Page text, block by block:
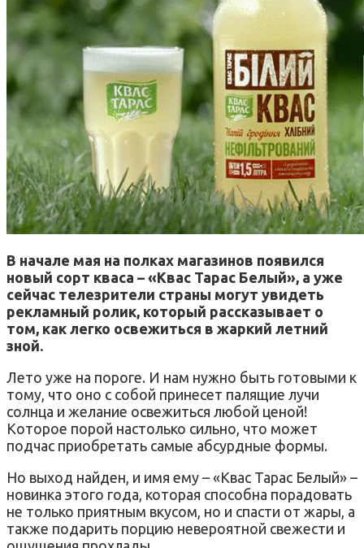
В начале мая на полках магазинов появился
новый сорт кваса – «Квас Тарас Белый», а уже
сейчас телезрители страны могут увидеть
рекламный ролик, который рассказывает о
том, как легко освежиться в жаркий летний
зной.
Лето уже на пороге. И нам нужно быть готовыми к
тому, что оно с собой принесет палящие лучи
солнца и желание освежиться любой ценой!
Которое порой настолько сильно, что может
подчас приобретать самые абсурдные формы.
Но выход найден, и имя ему – «Квас Тарас Белый» –
новинка этого года, которая способна порадовать
не только приятным вкусом, но и спасти от жары, а
также подарить порцию невероятной свежести и